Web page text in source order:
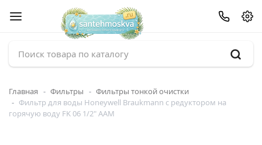
Главная Фильтры
Фильтры тонкой очистки
Фильтр для воды Honeywell Braukmann с редуктором на
горячую воду FK 06 1/2" ААМ